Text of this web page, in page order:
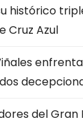
histórico
Cruz Azul
del